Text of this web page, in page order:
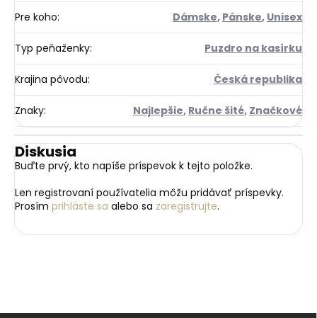
Pre koho: Dámske, Pánske, Unisex
Typ peňaženky: Puzdro na kasírku
Krajina pôvodu: Česká republika
Znaky: Najlepšie, Ručne šité, Značkové
Diskusia
Buďte prvý, kto napíše príspevok k tejto položke.
Len registrovaní používatelia môžu pridávať príspevky.
Prosím prihláste sa alebo sa zaregistrujte.